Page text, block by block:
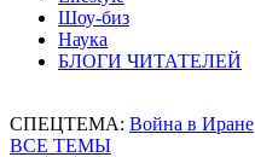
Шоу-биз
Наука
БЛОГИ ЧИТАТЕЛЕЙ
СПЕЦТЕМА: Война в Иране
ВСЕ ТЕМЫ